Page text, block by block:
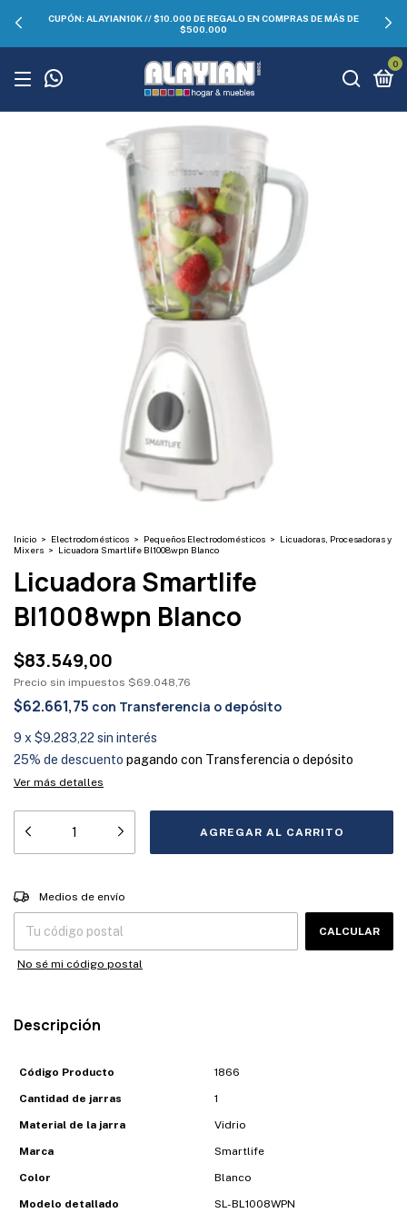
CUPÓN: ALAYIAN10K // $10.000 DE REGALO EN COMPRAS DE MÁS DE
$500.000
0
Inicio > Electrodomésticos > Pequeños Electrodomésticos > Licuadoras, Procesadoras y
Mixers > Licuadora Smartlife Bl1008wpn Blanco
Licuadora Smartlife
Bl1008wpn Blanco
$83.549,00
Precio sin impuestos $69.048,76
$62.661,75 con Transferencia o depósito
9 x $9.283,22 sin interés
25% de descuento pagando con Transferencia o depósito
Ver más detalles
Entregas para el CP:
Medios de envío
CALCULAR
No sé mi código postal
Descripción
Código Producto 1866
Cantidad de jarras 1
Material de la jarra Vidrio
Marca Smartlife
Color Blanco
Modelo detallado SL-BL1008WPN